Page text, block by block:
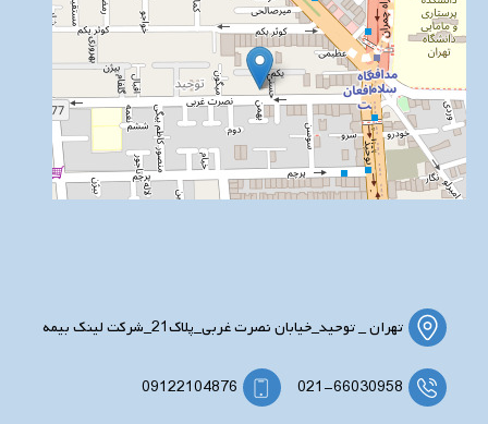
تهران _ توحید_خیابان نصرت غربی_پلاک21_شرکت لینک بیمه
021-66030958
09122104876